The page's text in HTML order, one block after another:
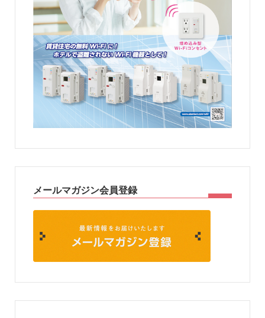
メールマガジン会員登録